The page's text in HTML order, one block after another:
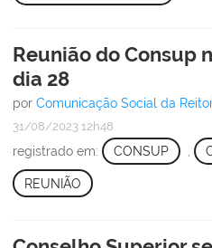
Reunião do Consup
dia 28
por Comunicação Social da
31/08/2023 12h48
registrado em: CONSUP
REUNIÃO